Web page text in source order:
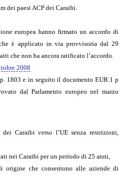
dei paesi ACP dei Caraibi.
europea hanno firmato un accordo di
è applicato in via provvisoria dal 29
che non ha ancora ratificato l’accordo.
2008
1803 e in seguito il documento EUR.1 p
dal Parlamento europeo nel marzo
Caraibi verso l’UE senza restrizioni,
nei Caraibi per un periodo di 25 anni,
origine che consentono alle aziende di